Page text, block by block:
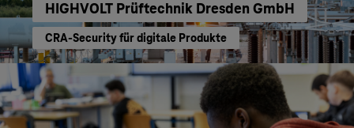
HIGHVOLT Prüftechnik Dresden GmbH
CRA-Security für digitale Produkte